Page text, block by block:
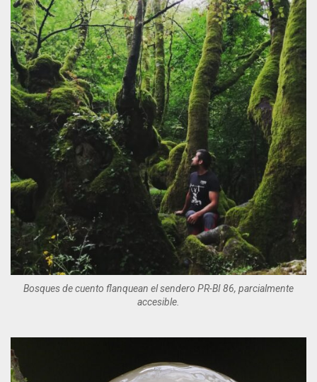
Bosques de cuento flanquean el sendero PR-BI 86, parcialmente
accesible.